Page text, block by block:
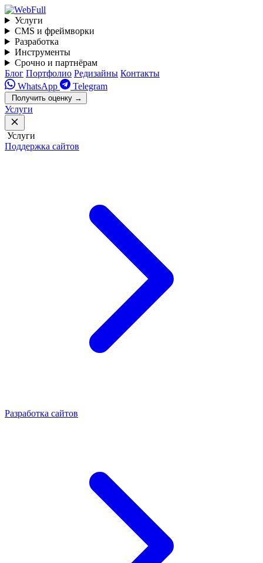
Услуги
CMS и фреймворки
Разработка
Инструменты
Срочно и партнёрам
Блог Портфолио Редизайны Контакты
WhatsApp
Telegram
Получить оценку →
Услуги
Услуги
Поддержка сайтов
Разработка сайтов